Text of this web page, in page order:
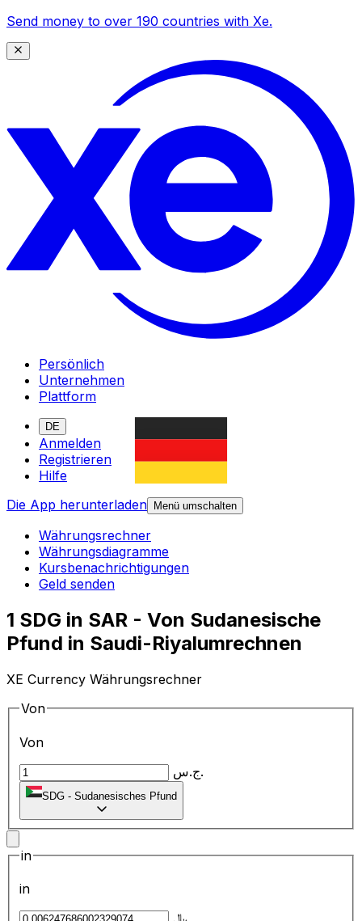
Send money to over 190 countries with Xe.
Persönlich
Unternehmen
Plattform
DE
Anmelden
Registrieren
Hilfe
Die App herunterladen
Menü umschalten
Währungsrechner
Währungsdiagramme
Kursbenachrichtigungen
Geld senden
1 SDG in SAR - Von Sudanesische
Pfund in Saudi-Riyalumrechnen
XE Currency Währungsrechner
Von
Von
ج.س.
SDG - Sudanesisches Pfund
in
in